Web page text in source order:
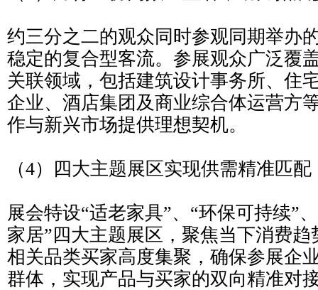
约三分之二的观众同时参观同期举办
稳定的复合型客流。参展观众广泛覆
关联领域，包括建筑设计事务所、住
企业、酒店集团及商业综合体运营方
作与新兴市场提供理想契机。
（4）四大主题展区实现供需精准匹配
展会特设“适老家具”、“环保可持续”
家居”四大主题展区，聚焦当下消费
相关品类买家高度集聚，确保参展企
群体，实现产品与买家的双向精准对